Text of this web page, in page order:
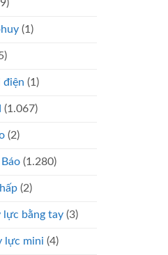
(1)
điện (1)
(1.067)
(2)
(1.280)
(2)
lực bằng tay (3)
lực mini (4)